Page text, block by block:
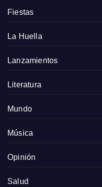
Fiestas
La Huella
Lanzamientos
Literatura
Mundo
Música
Opinión
Salud